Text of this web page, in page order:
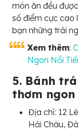
món ăn đều
số điểm cực cao
bạn những trải
Xem thêm:
Ngon Nổi
5. Bánh
thơm ngon
Địa chỉ: 12
Hải Châu,